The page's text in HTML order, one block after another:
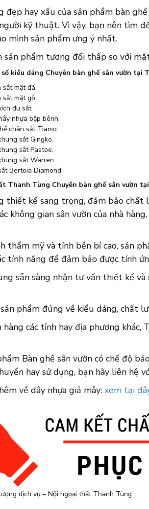
đẹp hay xấu của sản phẩm bàn
kỹ thuật. Vì vậy, bạn nên tìm
mình sản phẩm ưng ý nhất.
sản phẩm tương đối thấp so với
số kiểu dáng Chuyên bàn ghế sân vườn
sắt mặt đá.
sắt mặt gỗ.
đu sắt.
nhựa bập bênh.
chân sắt Tiamo.
sắt Gingko.
sắt Pastoe.
sắt Warren.
Bertoia Diamond.
Thanh Tùng Chuyên bàn ghế sân vườn
thiết kế sang trọng, đảm bảo chất
không gian sân vườn của nhà
thẩm mỹ và tính bền bỉ cao, sản
tính năng để đảm bảo được tính
sẵn sàng nhận tư vấn thiết kế
phẩm đúng về kiểu dáng, chất
hàng các tỉnh hay địa phương
Bàn ghế sân vườn có chế độ
hay sử dụng, bạn hãy liên hệ
về dây nhựa giả mây: xem tại
dịch vụ – Nội ngoại thất Thanh Tùng